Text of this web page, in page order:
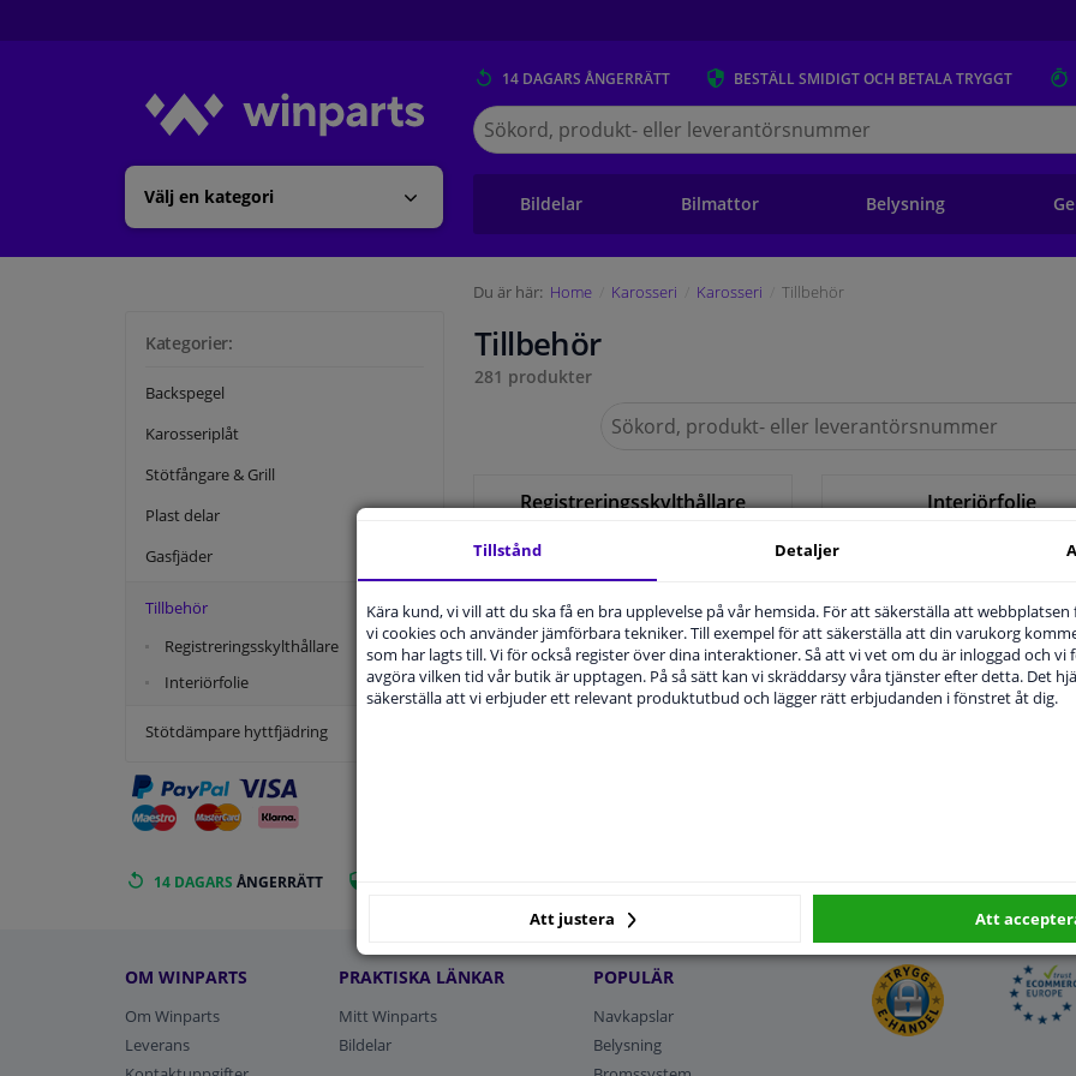
Välj en kategori
14 DAGARS ÅNGERRÄTT BESTÄLL SMIDIGT OCH BETALA TRYGGT
Sök
på
Winparts.se
Bildelar Bilmattor Belysning
Kategorier:
Backspegel
Karosseriplåt
Stötfångare & Grill
Plast delar
Gasfjäder
Tillbehör
Registreringsskylthållare
Interiörfolie
Stötdämpare hyttfjädring
Du är här: Home Karosseri Karosseri Tillbehör
Tillbehör
281 produkter
på
Registreringsskylthållare Interiörfolie
14 DAGARS ÅNGERRÄTT
OM WINPARTS
Om Winparts
Leverans
PRAKTISKA LÄNKAR
Mitt Winparts
Bildelar
POPULÄR
Navkapslar
Belysning
Tillstånd Detaljer
Kära kund, vi vill att du ska få en bra upplevelse på vår hemsida. För att säkerställa att
vi cookies och använder jämförbara tekniker. Till exempel för att säkerställa att din varukorg
som har lagts till. Vi för också register över dina interaktioner. Så att vi vet om du är inloggad och
avgöra vilken tid vår butik är upptagen. På så sätt kan vi skräddarsy våra tjänster efter detta. Det
säkerställa att vi erbjuder ett relevant produktutbud och lägger rätt erbjudanden i fönstret åt dig.
Att justera Att